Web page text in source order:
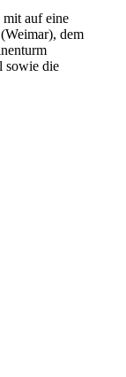
auf eine
dem
sowie die